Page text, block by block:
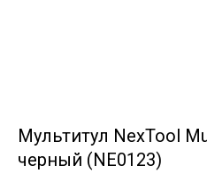
Мультитул NexTool
черный (NE0123)